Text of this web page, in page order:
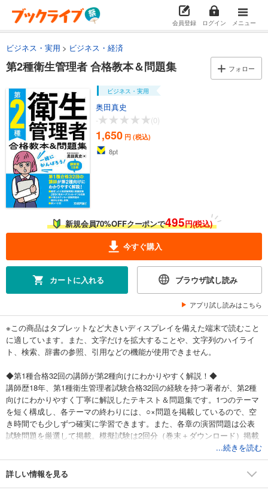
会員登録 ログイン メニュー
ビジネス・実用 ビジネス・経済
第2種衛生管理者 合格教本＆問題集 フォロー
ビジネス・実用
奥田真史
-
(0)
1,650 円 (税込)
8pt
新規会員70%OFFクーポンで495円(税込)
今すぐ購入
カートに入れる ブラウザ試し読み
アプリ試し読みはこちら
※この商品はタブレットなど大きいディスプレイを備えた端末で読むこと
に適しています。また、文字だけを拡大することや、文字列のハイライ
ト、検索、辞書の参照、引用などの機能が使用できません。
◆第1種合格32回の講師が第2種向けにわかりやすく解説！◆
講師歴18年、第1種衛生管理者試験合格32回の経験を持つ著者が、第2種
向けにわかりやすく丁寧に解説したテキスト＆問題集です。1つのテーマ
を短く構成し、各テーマの終わりには、○×問題を掲載しているので、空
き時間でも少しずつ確実に学習できます。また、各章の演習問題は公表
試験問題を厳選して掲載。模擬試験は2回分（巻末＋ダウンロード）掲載
しています。実際の試験でも戸惑うことなく対応でき、問題集として活
用できます。さらにダウンロード付録では、試験を受け続けている著者
が公表されていない新傾向の問題を記憶し、ピックアップして定期的に
...続きを読む
詳しい情報を見る